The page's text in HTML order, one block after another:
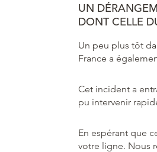
UN
DONT CELLE
Un peu plus tôt
France a
Cet incident a
pu intervenir
En espérant que
votre ligne. Nous